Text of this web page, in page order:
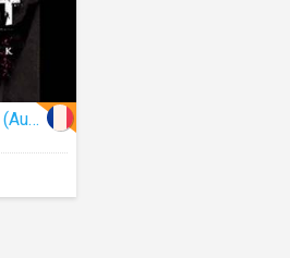
Victime De Ma Victoire (Audio)